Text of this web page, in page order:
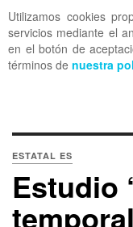
Utilizamos cookies
servicios mediante el
en el botón de
términos de nuestra
OFF CANVAS
ESTATAL ES
Estudio